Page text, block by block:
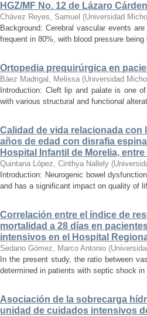
HGZ/MF No. 12 de Lázaro
Chávez Reyes, Samuel (Universidad
Background: Cerebral vascular events
frequent in 80%, with blood pressure
Ortopedia prequirúrgica en
Báez Madrigal, Melissa (Universidad
Introduction: Cleft lip and palate is one
with various structural and functional
Calidad de vida relacionada
años de edad con disrafia
Hospital Infantil de Morelia,
Quintana López, Cinthya Nallely (
Introduction: Neurogenic bowel
and has a significant impact on quality of
Correlación entre el índice de
mortalidad a 28 días en
intensivos en el Hospital
Sedano Gómez, Marco Antonio (
In the present study, the ratio between
determined in patients with septic shock
Asociación de la sobrecarga
unidad de cuidados intensivos